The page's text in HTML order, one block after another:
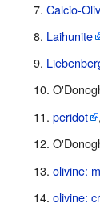
Calcio-
Laihunite
peridot
,
olivine:
olivine: